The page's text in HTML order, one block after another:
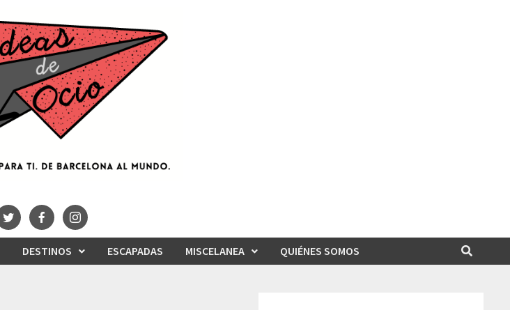
DESTINOS ESCAPADAS MISCELANEA QUIÉNES SOMOS